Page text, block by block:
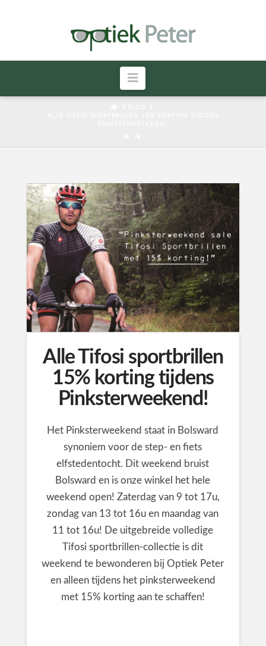
Navigatie
Alle Tifosi sportbrillen
15% korting tijdens
Pinksterweekend!
Het Pinksterweekend staat in Bolsward
synoniem voor de step- en fiets
elfstedentocht. Dit weekend bruist
Bolsward en is onze winkel het hele
weekend open! Zaterdag van 9 tot 17u,
zondag van 13 tot 16u en maandag van
11 tot 16u! De uitgebreide volledige
Tifosi sportbrillen-collectie is dit
weekend te bewonderen bij Optiek Peter
en alleen tijdens het pinksterweekend
met 15% korting aan te schaffen!